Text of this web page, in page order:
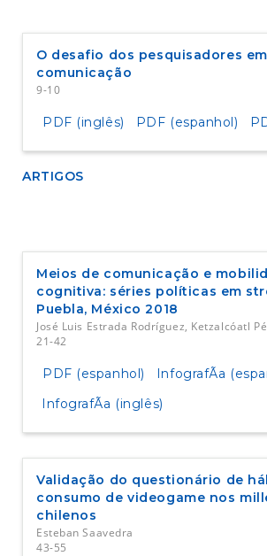
l
O desafio dos pesquisadores em
comunicação
9-10
PDF (inglês) PDF (espanhol)
ARTIGOS
Meios de comunicação e
cognitiva: séries políticas em
Puebla, México 2018
José Luis Estrada Rodríguez, Ketzalcóatl
21-42
PDF (espanhol)
InfografÃ­a
InfografÃ­a (inglês)
Validação do questionário de
consumo de videogame nos
chilenos
Esteban Saavedra
43-55